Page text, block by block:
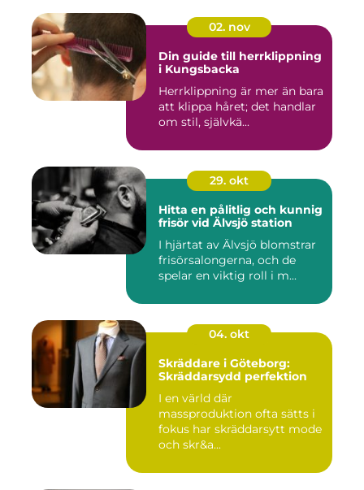
02. nov
Din guide till herrklippning
i Kungsbacka
Herrklippning är mer än bara
att klippa håret; det handlar
om stil, självkä...
29. okt
Hitta en pålitlig och kunnig
frisör vid Älvsjö station
I hjärtat av Älvsjö blomstrar
frisörsalongerna, och de
spelar en viktig roll i m...
04. okt
Skräddare i Göteborg:
Skräddarsydd perfektion
I en värld där
massproduktion ofta sätts i
fokus har skräddarsytt mode
och skr&a...